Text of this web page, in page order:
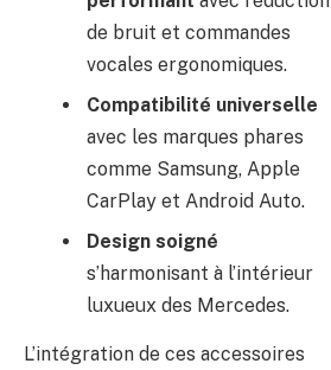
de bruit et commandes
vocales ergonomiques.
Compatibilité universelle
avec les marques phares
comme Samsung, Apple
CarPlay et Android Auto.
Design soigné
s’harmonisant à l’intérieur
luxueux des Mercedes.
L’intégration de ces accessoires